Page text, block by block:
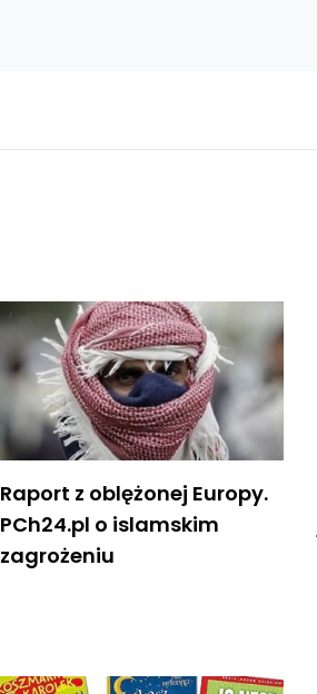
Raport z oblężonej Europy.
PCh24.pl o islamskim
zagrożeniu